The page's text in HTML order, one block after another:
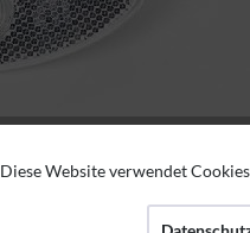
Diese Website verwendet